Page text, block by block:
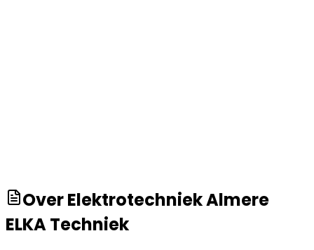
OverElektrotechniek Almere
ELKA Techniek